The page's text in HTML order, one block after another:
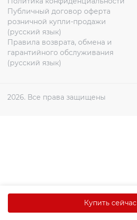
химия
Бытовая
техника
8
Публичный договор оферта
розничной купли-продажи
(русский язык)
Правила возврата, обмена и
гарантийного обслуживания
(русский язык)
2026. Все права защищены
Купить сейчас